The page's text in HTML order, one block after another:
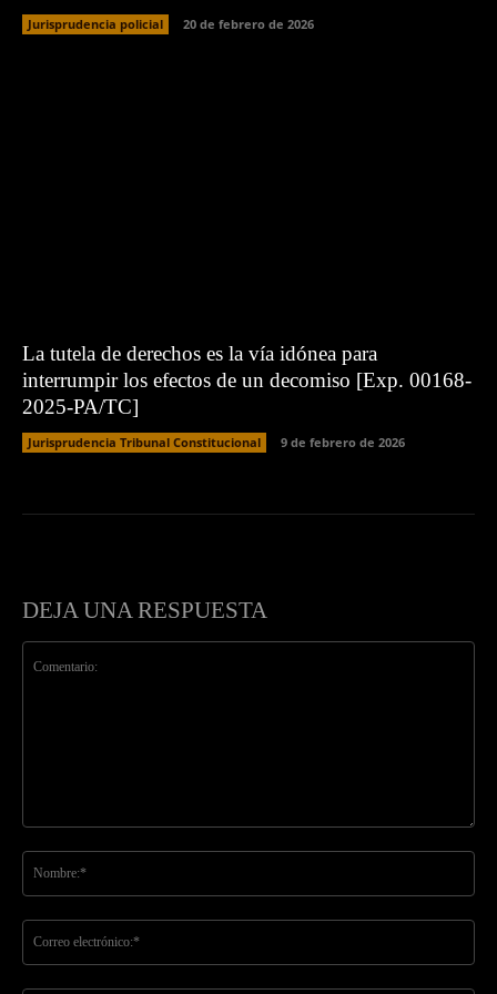
Jurisprudencia policial 20 de febrero de 2026
La tutela de derechos es la vía idónea para
interrumpir los efectos de un decomiso [Exp. 00168-
2025-PA/TC]
Jurisprudencia Tribunal Constitucional 9 de febrero de 2026
DEJA UNA RESPUESTA